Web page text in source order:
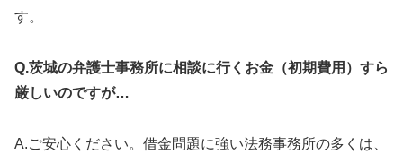
す。
Q.茨城の弁護士事務所に相談に行くお金（初期費用）すら
厳しいのですが…
A.ご安心ください。借金問題に強い法務事務所の多くは、